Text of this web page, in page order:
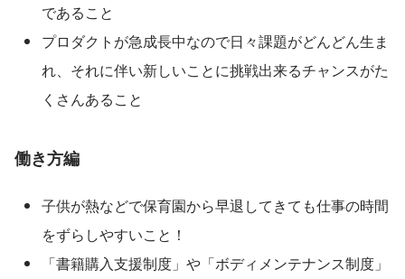
であること
プロダクトが急成長中なので日々課題がどんどん生ま
れ、それに伴い新しいことに挑戦出来るチャンスがた
くさんあること
働き方編
子供が熱などで保育園から早退してきても仕事の時間
をずらしやすいこと！
「書籍購入支援制度」や「ボディメンテナンス制度」